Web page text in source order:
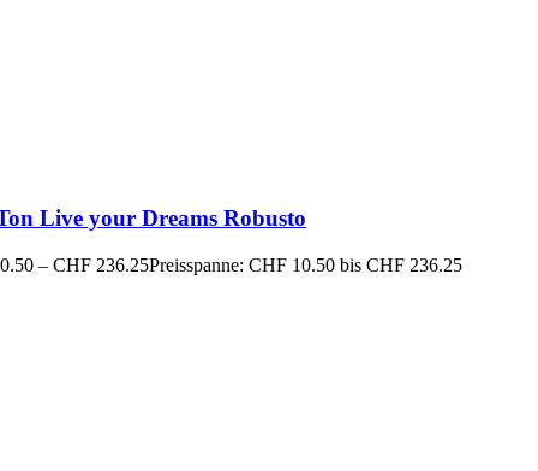
Live your Dreams Robusto
– CHF 236.25Preisspanne: CHF 10.50 bis CHF 236.25